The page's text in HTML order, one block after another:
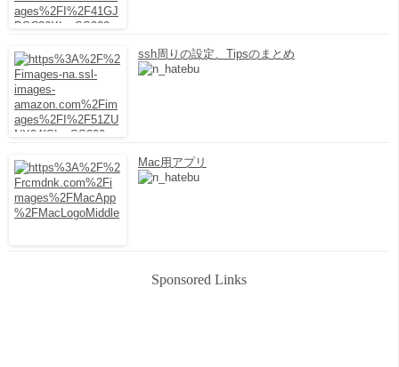
ssh周りの設定、Tipsのまとめ
Mac用アプリ
Sponsored Links